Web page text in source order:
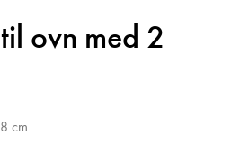
ovn med 2
cm